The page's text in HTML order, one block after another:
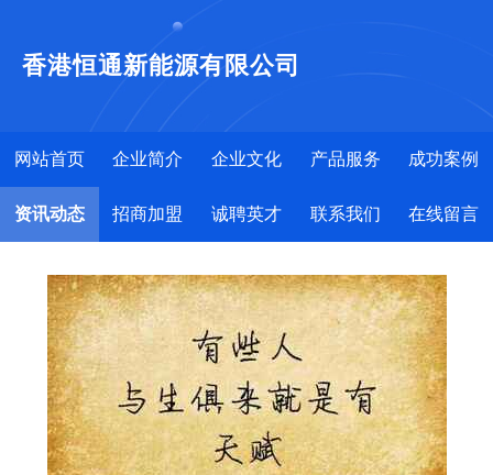
香港恒通新能源有限公司
网站首页 企业简介 企业文化 产品服务 成功案例
资讯动态 招商加盟 诚聘英才 联系我们 在线留言